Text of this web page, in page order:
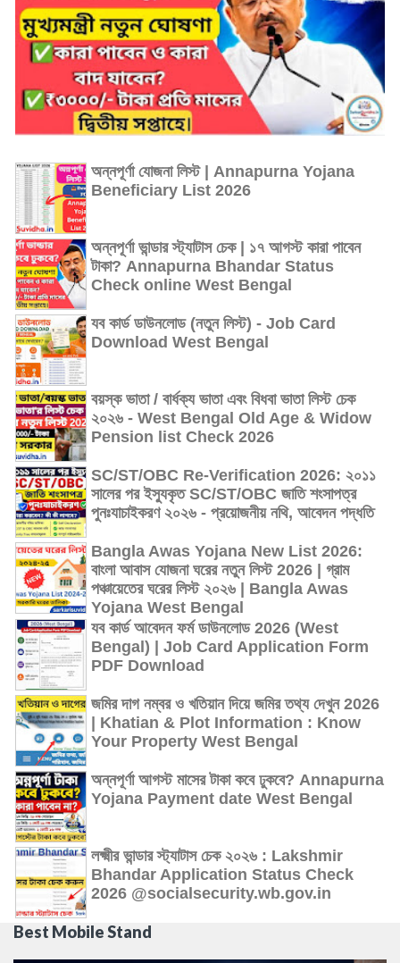
অন্নপূর্ণা যোজনা লিস্ট | Annapurna Yojana
Beneficiary List 2026
অন্নপূর্ণা ভান্ডার স্ট্যাটাস চেক | ১৭ আগস্ট কারা পাবেন
টাকা? Annapurna Bhandar Status
Check online West Bengal
যব কার্ড ডাউনলোড (নতুন লিস্ট) - Job Card
Download West Bengal
বয়স্ক ভাতা / বার্ধক্য ভাতা এবং বিধবা ভাতা লিস্ট চেক
২০২৬ - West Bengal Old Age & Widow
Pension list Check 2026
SC/ST/OBC Re-Verification 2026: ২০১১
সালের পর ইস্যুকৃত SC/ST/OBC জাতি শংসাপত্র
পুনঃযাচাইকরণ ২০২৬ - প্রয়োজনীয় নথি, আবেদন পদ্ধতি
Bangla Awas Yojana New List 2026:
বাংলা আবাস যোজনা ঘরের নতুন লিস্ট 2026 | গ্রাম
পঞ্চায়েতের ঘরের লিস্ট ২০২৬ | Bangla Awas
Yojana West Bengal
যব কার্ড আবেদন ফর্ম ডাউনলোড 2026 (West
Bengal) | Job Card Application Form
PDF Download
জমির দাগ নম্বর ও খতিয়ান দিয়ে জমির তথ্য দেখুন 2026
| Khatian & Plot Information : Know
Your Property West Bengal
অন্নপূর্ণা আগস্ট মাসের টাকা কবে ঢুকবে? Annapurna
Yojana Payment date West Bengal
লক্ষ্মীর ভান্ডার স্ট্যাটাস চেক ২০২৬ : Lakshmir
Bhandar Application Status Check
2026 @socialsecurity.wb.gov.in
Best Mobile Stand